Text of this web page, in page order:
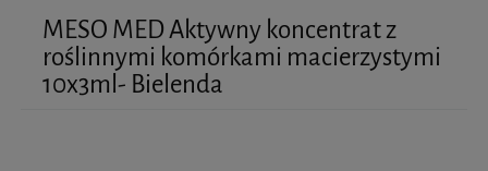
MESO MED Aktywny koncentrat z
roślinnymi komórkami macierzystymi
10x3ml- Bielenda